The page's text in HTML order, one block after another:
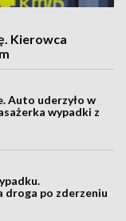
Kierowca
Auto uderzyło w
wypadki z
droga po zderzeniu